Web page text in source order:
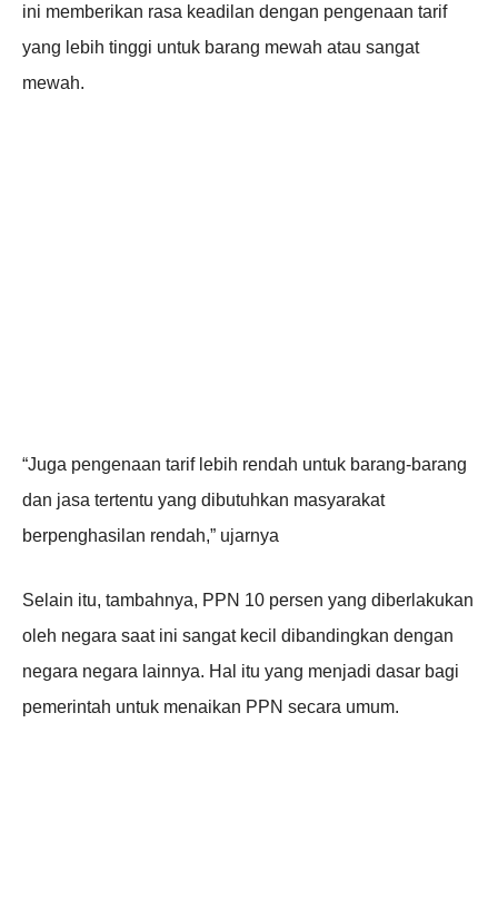
ini memberikan rasa keadilan dengan pengenaan tarif
yang lebih tinggi untuk barang mewah atau sangat
mewah.
“Juga pengenaan tarif lebih rendah untuk barang-barang
dan jasa tertentu yang dibutuhkan masyarakat
berpenghasilan rendah,” ujarnya
Selain itu, tambahnya, PPN 10 persen yang diberlakukan
oleh negara saat ini sangat kecil dibandingkan dengan
negara negara lainnya. Hal itu yang menjadi dasar bagi
pemerintah untuk menaikan PPN secara umum.